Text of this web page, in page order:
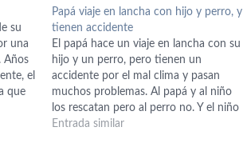
su
una
Años
el
que
lo
Papá viaje en lancha con hijo y perro, y
tienen accidente
El papá hace un viaje en lancha con su
hijo y un perro, pero tienen un
accidente por el mal clima y pasan
muchos problemas. Al papá y al niño
los rescatan pero al perro no. Y el niño
todos los días lo llama con un pito
Entrada similar